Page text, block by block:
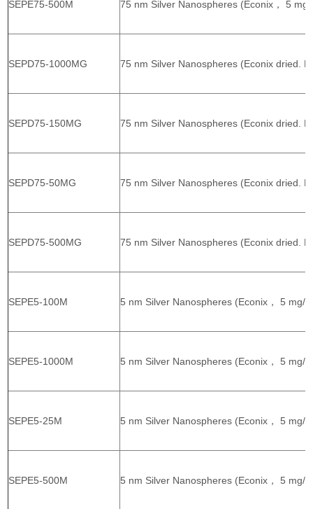
SEPE75-500M 75 nm Silver Nanospheres (Econix， 5
SEPD75-1000MG 75 nm Silver Nanospheres (Econix dried.
SEPD75-150MG 75 nm Silver Nanospheres (Econix dried.
SEPD75-50MG 75 nm Silver Nanospheres (Econix dried.
SEPD75-500MG 75 nm Silver Nanospheres (Econix dried.
SEPE5-100M 5 nm Silver Nanospheres (Econix， 5 mg/
SEPE5-1000M 5 nm Silver Nanospheres (Econix， 5 mg/
SEPE5-25M 5 nm Silver Nanospheres (Econix， 5 mg/
SEPE5-500M 5 nm Silver Nanospheres (Econix， 5 mg/